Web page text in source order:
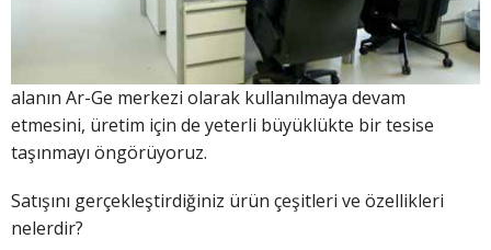
alanın Ar-Ge merkezi olarak kullanılmaya devam
etmesini, üretim için de yeterli büyüklükte bir tesise
taşınmayı öngörüyoruz.
Satışını gerçekleştirdiğiniz ürün çeşitleri ve özellikleri
nelerdir?